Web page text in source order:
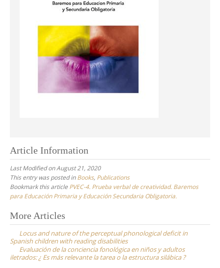
Article Information
Last Modified on August 21, 2020
This entry was posted inBooks, Publications
Bookmark this article PVEC-4. Prueba verbal de creatividad. Baremos
para Educación Primaria y Educación Secundaria Obligatoria.
Post
navigation
More Articles
Locus and nature of the perceptual phonological deficit in
Spanish children with reading disabilities
Evaluación de la conciencia fonológica en niños y adultos
iletrados: ¿ Es más relevante la tarea o la estructura silábica ?